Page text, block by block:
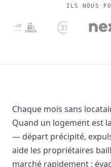
ILS NOUS
Chaque mois sans
Quand un logement est
— départ précipité,
aide les propriétaires
marché rapidement :